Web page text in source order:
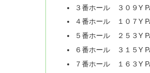
３番ホール ３０９Y
４番ホール １０７Y
５番ホール ２５３Y
６番ホール ３１５Y
７番ホール １６３Y